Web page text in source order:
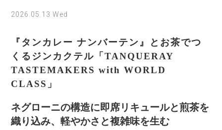
2026.05.13 Wed
『タンカレー ナンバーテン』とお茶でつ
くるジンカクテル「TANQUERAY
TASTEMAKERS with WORLD
CLASS」
ネグローニの構造に即席リキュールと煎茶を
織り込み、軽やかさと複雑味を生む